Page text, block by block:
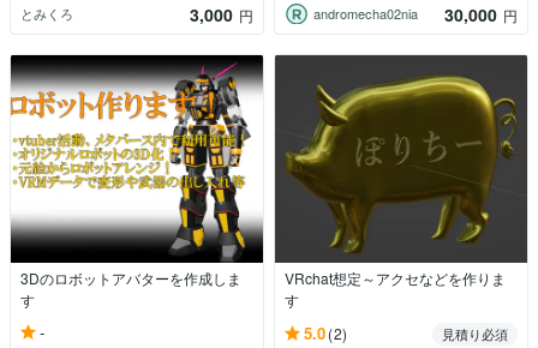
とみくろ 3,000 円 andromecha02nia 30,000 円
3Dのロボットアバターを作成しま
す
-
VRchat想定～アクセなどを作りま
す
5.0(2)
見積り必須